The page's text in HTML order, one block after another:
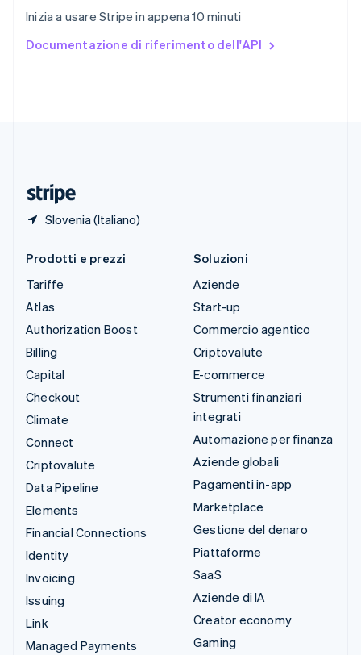
Inizia a usare Stripe in appena 10 minuti
Documentazione di riferimento dell'API
Slovenia (Italiano)
EspañolEnglish
English Español 简体中文
Prodotti e prezzi
Tariffe
Atlas
Authorization Boost
Billing
Capital
Checkout
Climate
Connect
Criptovalute
Data Pipeline
Elements
Financial Connections
Identity
Invoicing
Issuing
Link
Managed Payments
Soluzioni
Aziende
Start-up
Commercio agentico
Criptovalute
E-commerce
Strumenti finanziari
integrati
Automazione per finanza
Aziende globali
Pagamenti in-app
Marketplace
Gestione del denaro
Piattaforme
SaaS
Aziende di IA
Creator economy
Gaming